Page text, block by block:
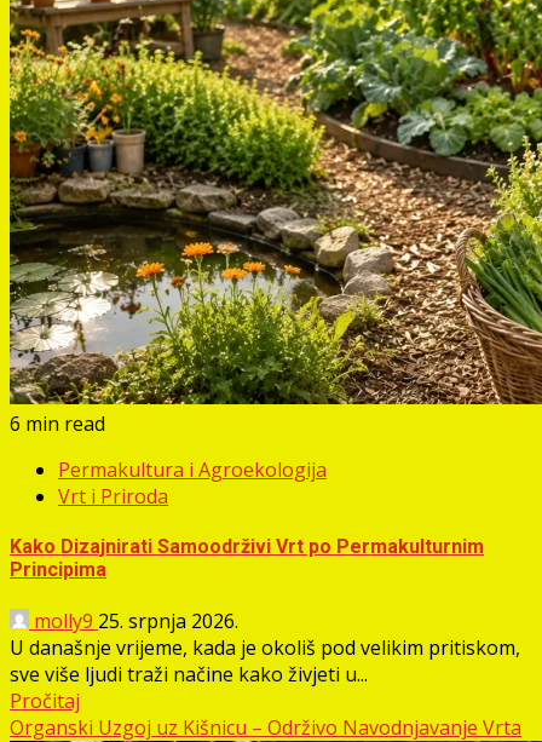
6 min read
Permakultura i Agroekologija
Vrt i Priroda
Kako Dizajnirati Samoodrživi Vrt po Permakulturnim
Principima
molly9 25. srpnja 2026.
U današnje vrijeme, kada je okoliš pod velikim pritiskom,
sve više ljudi traži načine kako živjeti u...
Pročitaj
Organski Uzgoj uz Kišnicu – Održivo Navodnjavanje Vrta